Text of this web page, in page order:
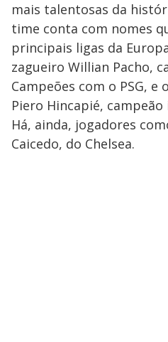
mais talentosas da
time conta com nomes
principais ligas da
zagueiro Willian Pacho,
Campeões com o PSG,
Piero Hincapié,
Há, ainda, jogadores
Caicedo, do Chelsea.